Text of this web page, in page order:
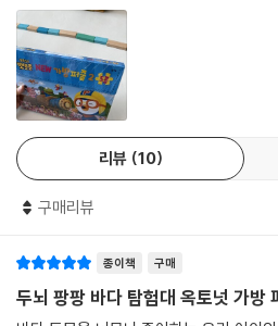
리뷰 10
구매리뷰
종이책 구매
두뇌 팡팡 바다 탐험대 옥토넛 가방